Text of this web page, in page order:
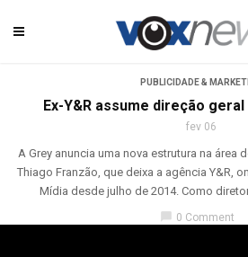
PUBLICIDADE &
Ex-Y&R assume direção
fev 06
A Grey anuncia uma nova estrutura na área
Thiago Franzão, que deixa a agência Y&R,
Mídia desde julho de 2014. Como
chat_bubble 0 Comment